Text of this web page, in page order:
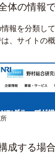
体の情報
報を分類し
、サイトの
成する場合